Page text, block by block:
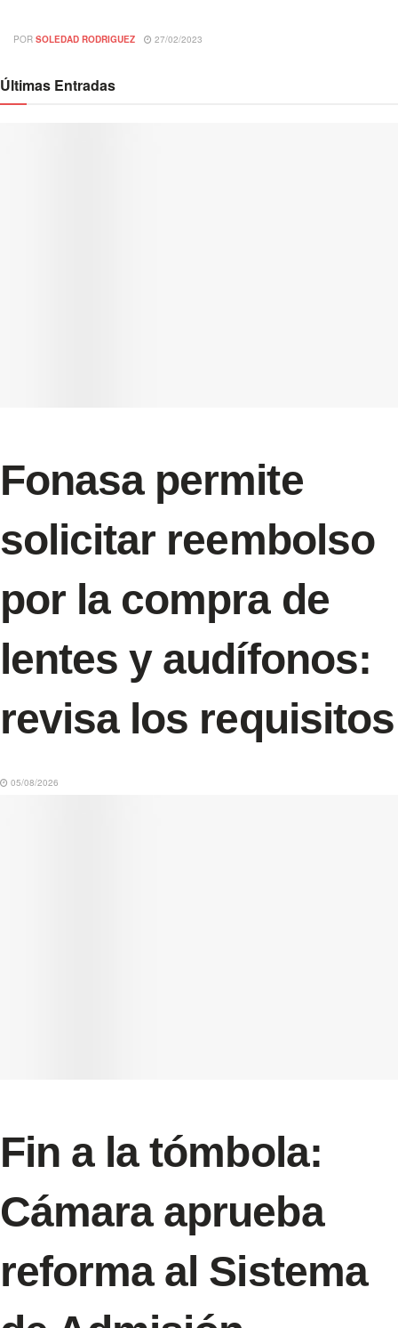
POR SOLEDAD RODRIGUEZ 27/02/2023
Últimas Entradas
Fonasa permite
solicitar reembolso
por la compra de
lentes y audífonos:
revisa los requisitos
05/08/2026
Fin a la tómbola:
Cámara aprueba
reforma al Sistema